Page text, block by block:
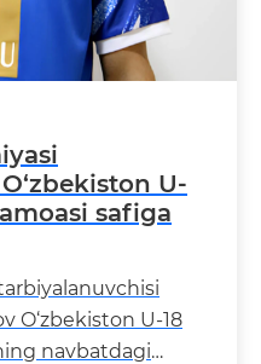
U-
safiga
O‘zbekiston U-18
navbatdagi